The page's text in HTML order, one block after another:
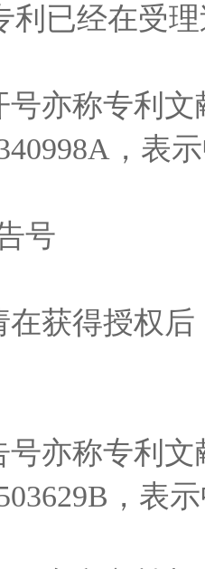
利已经在受
称专利文
，表
号
得授权后
称专利文
，表